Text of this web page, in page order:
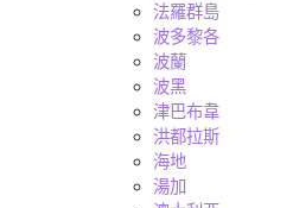
法羅群島
波多黎各
波蘭
波黑
津巴布韋
洪都拉斯
海地
湯加